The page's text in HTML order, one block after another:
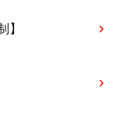
】